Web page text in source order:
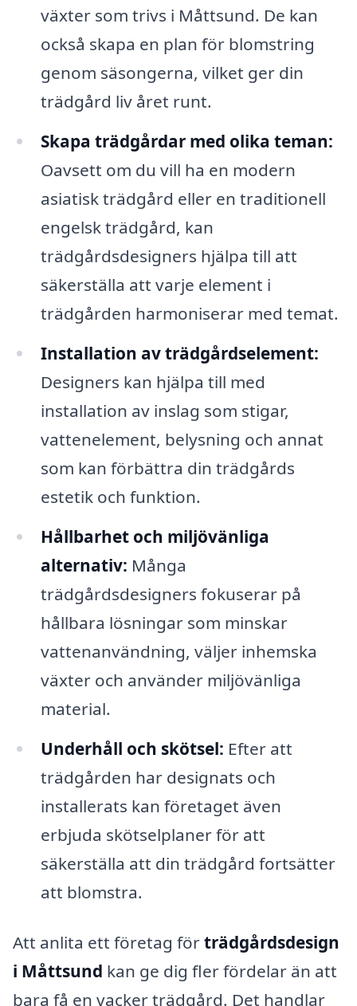
växter som trivs i Måttsund. De kan
också skapa en plan för blomstring
genom säsongerna, vilket ger din
trädgård liv året runt.
Skapa trädgårdar med olika teman:
Oavsett om du vill ha en modern
asiatisk trädgård eller en traditionell
engelsk trädgård, kan
trädgårdsdesigners hjälpa till att
säkerställa att varje element i
trädgården harmoniserar med temat.
Installation av trädgårdselement:
Designers kan hjälpa till med
installation av inslag som stigar,
vattenelement, belysning och annat
som kan förbättra din trädgårds
estetik och funktion.
Hållbarhet och miljövänliga
alternativ: Många
trädgårdsdesigners fokuserar på
hållbara lösningar som minskar
vattenanvändning, väljer inhemska
växter och använder miljövänliga
material.
Underhåll och skötsel: Efter att
trädgården har designats och
installerats kan företaget även
erbjuda skötselplaner för att
säkerställa att din trädgård fortsätter
att blomstra.
Att anlita ett företag förträdgårdsdesign
i Måttsund kan ge dig fler fördelar än att
bara få en vacker trädgård. Det handlar